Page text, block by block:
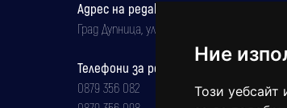
Ние
Този уебсайт
Адрес на редакцията
Град Дупница, ул.''Христо Ботев" 43
Телефони за реклама и абонаменти
0879 356 082